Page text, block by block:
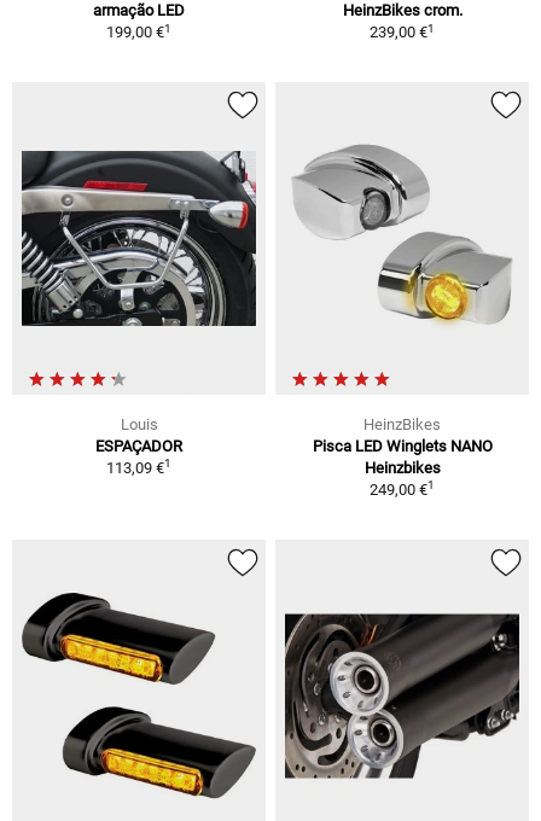
armação LED
199,00 €1
HeinzBikes crom.
239,00 €1
Louis
ESPAÇADOR
113,09 €1
HeinzBikes
Pisca LED Winglets NANO
Heinzbikes
249,00 €1